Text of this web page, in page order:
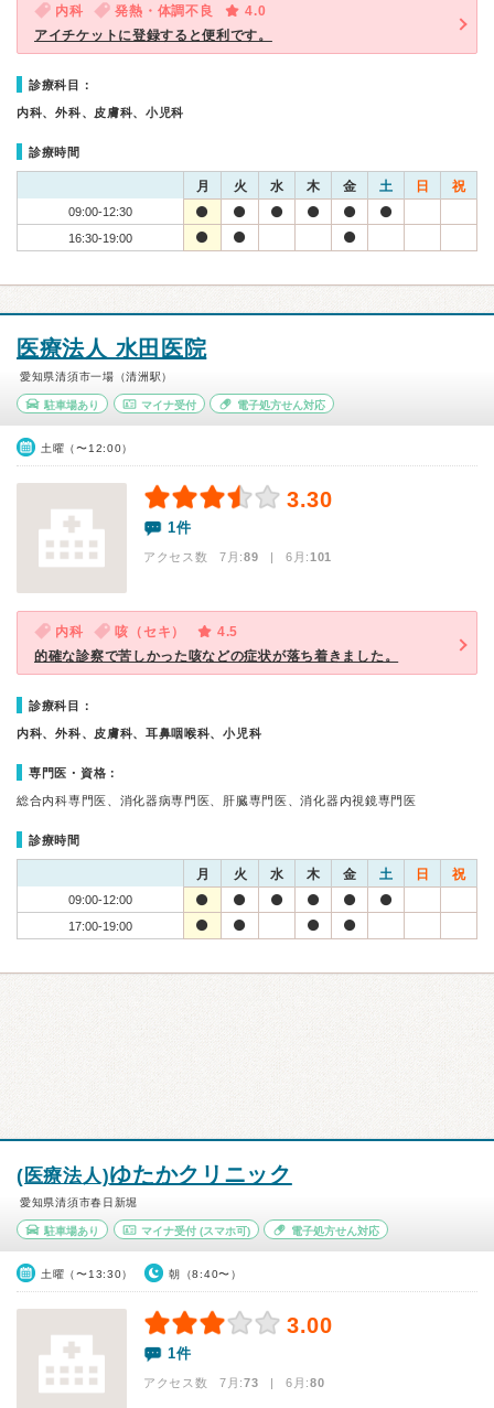
内科 発熱・体調不良
4.0
アイチケットに登録すると便利です。
診療科目：
内科、外科、皮膚科、小児科
診療時間
月 火 水 木 金 土 日 祝
09:00-12:30
16:30-19:00
医療法人 水田医院
愛知県清須市一場（清洲駅）
駐車場あり マイナ受付 電子処方せん対応
土曜（〜12:00）
3.30
1件
アクセス数 7月:89 | 6月:101
内科 咳（セキ）
4.5
的確な診察で苦しかった咳などの症状が落ち着きました。
診療科目：
内科、外科、皮膚科、耳鼻咽喉科、小児科
専門医・資格：
総合内科専門医、消化器病専門医、肝臓専門医、消化器内視鏡専門医
診療時間
月 火 水 木 金 土 日 祝
09:00-12:00
17:00-19:00
(医療法人)ゆたかクリニック
愛知県清須市春日新堀
駐車場あり マイナ受付(スマホ可) 電子処方せん対応
土曜（〜13:30） 朝（8:40〜）
3.00
1件
アクセス数 7月:73 | 6月:80